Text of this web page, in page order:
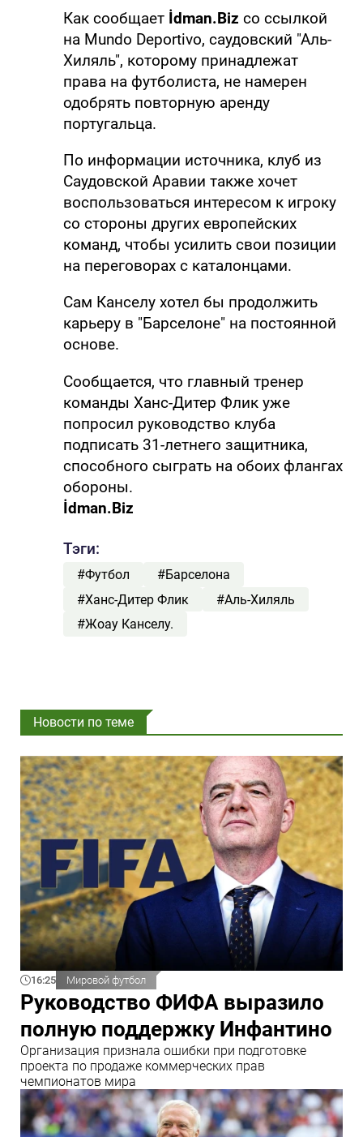
Как сообщает İdman.Biz со ссылкой
на Mundo Deportivo, саудовский "Аль-
Хиляль", которому принадлежат
права на футболиста, не намерен
одобрять повторную аренду
португальца.
По информации источника, клуб из
Саудовской Аравии также хочет
воспользоваться интересом к игроку
со стороны других европейских
команд, чтобы усилить свои позиции
на переговорах с каталонцами.
Сам Канселу хотел бы продолжить
карьеру в "Барселоне" на постоянной
основе.
Сообщается, что главный тренер
команды Ханс-Дитер Флик уже
попросил руководство клуба
подписать 31-летнего защитника,
способного сыграть на обоих флангах
обороны.
İdman.Biz
Тэги:
#Футбол
#Барселона
#Ханс-Дитер Флик
#Аль-Хиляль
#Жоау Канселу.
Новости по теме
16:25 Мировой футбол
Руководство ФИФА выразило
полную поддержку Инфантино
Организация признала ошибки при подготовке
проекта по продаже коммерческих прав
чемпионатов мира